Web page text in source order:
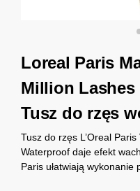
Loreal Paris
Million Lashes
Tusz do rzęs
Tusz do rzęs L’Oreal
Waterproof daje efekt
Paris ułatwiają wykonanie